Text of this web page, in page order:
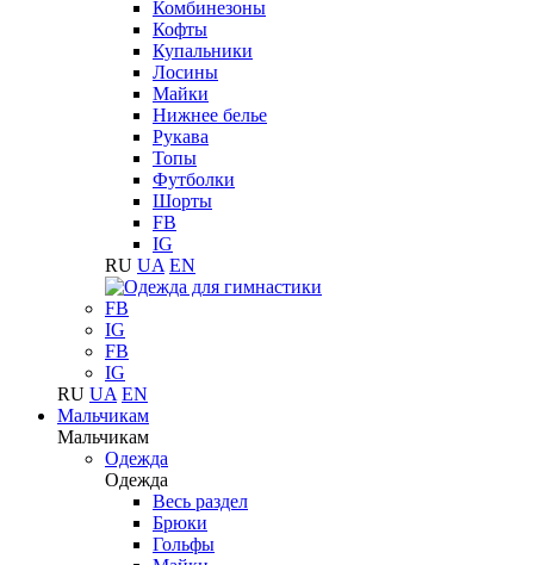
Комбинезоны
Кофты
Купальники
Лосины
Майки
Нижнее белье
Рукава
Топы
Футболки
Шорты
FB
IG
RU UA EN
FB
IG
FB
IG
RU UA EN
Мальчикам
Мальчикам
Одежда
Одежда
Весь раздел
Брюки
Гольфы